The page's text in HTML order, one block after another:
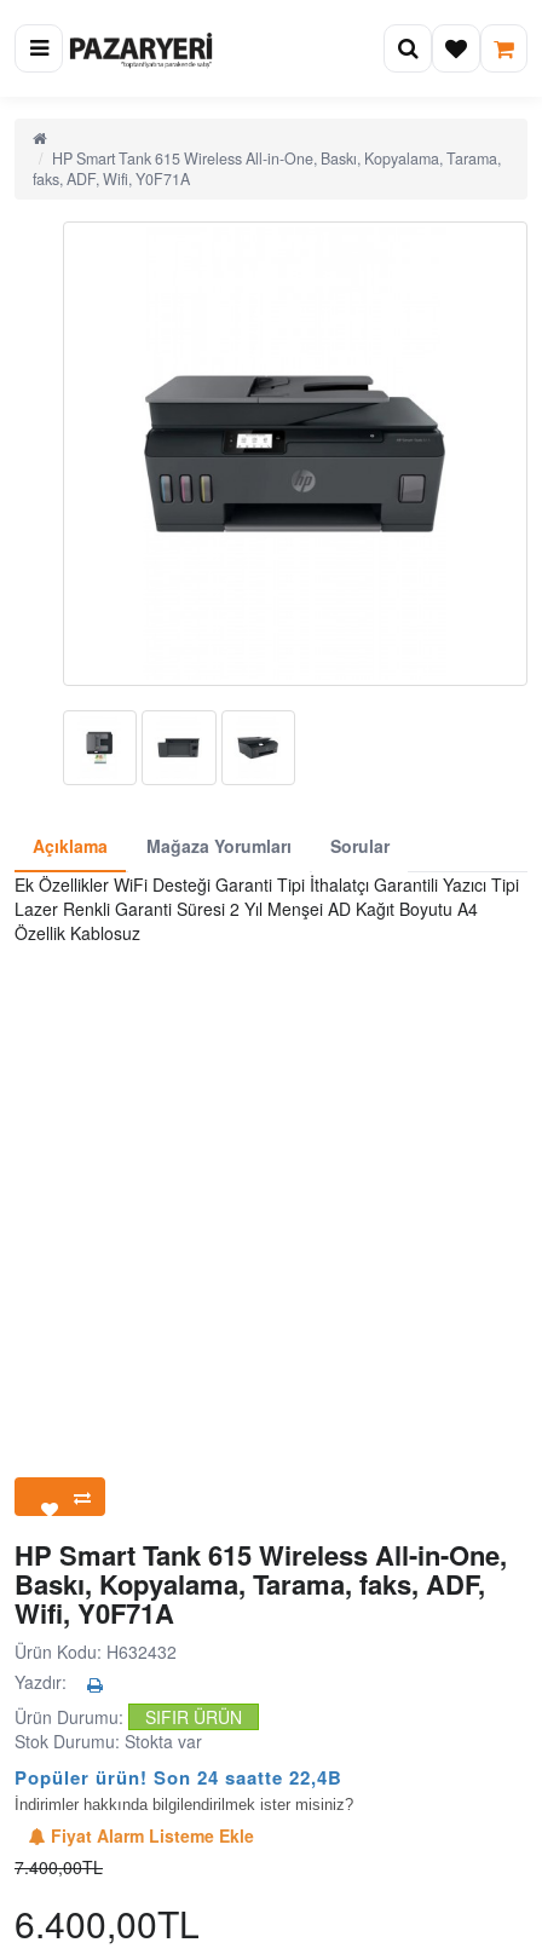
HP Smart Tank 615 Wireless All-in-One, Baskı, Kopyalama, Tarama,
faks, ADF, Wifi, Y0F71A
Açıklama Mağaza Yorumları
Sorular
Ek Özellikler WiFi Desteği Garanti Tipi İthalatçı Garantili Yazıcı Tipi
Lazer Renkli Garanti Süresi 2 Yıl Menşei AD Kağıt Boyutu A4
Özellik Kablosuz
HP Smart Tank 615 Wireless All-in-One,
Baskı, Kopyalama, Tarama, faks, ADF,
Wifi, Y0F71A
Ürün Kodu: H632432
Yazdır:
Ürün Durumu:
SIFIR ÜRÜN
Stok Durumu: Stokta var
Popüler ürün! Son 24 saatte 22,4B k
İndirimler hakkında bilgilendirilmek ister misiniz?
Fiyat Alarm Listeme Ekle
7.400,00TL
6.400,00TL